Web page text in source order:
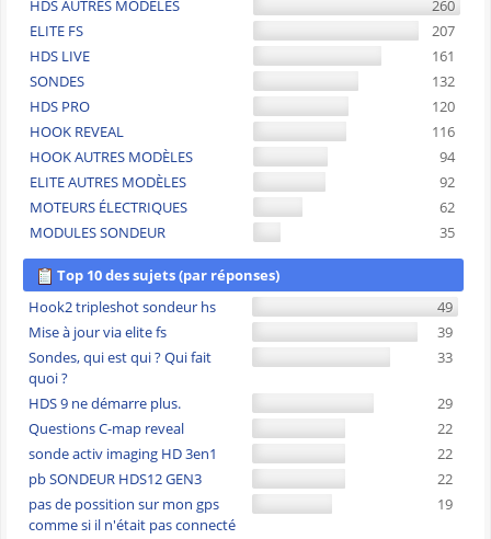
HDS AUTRES MODÈLES
260
ELITE FS
207
HDS LIVE
161
SONDES
132
HDS PRO
120
HOOK REVEAL
116
HOOK AUTRES MODÈLES
94
ELITE AUTRES MODÈLES
92
MOTEURS ÉLECTRIQUES
62
MODULES SONDEUR
35
Top 10 des sujets (par réponses)
Hook2 tripleshot sondeur hs
49
Mise à jour via elite fs
39
Sondes, qui est qui ? Qui fait
quoi ?
33
HDS 9 ne démarre plus.
29
Questions C-map reveal
22
sonde activ imaging HD 3en1
22
pb SONDEUR HDS12 GEN3
22
pas de possition sur mon gps
comme si il n'était pas connecté
19